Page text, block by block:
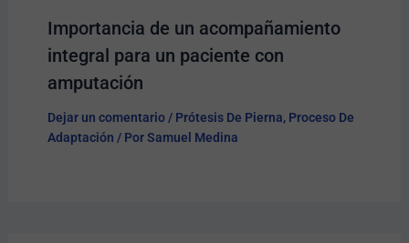
Importancia de un acompañamiento
integral para un paciente con
amputación
Dejar un comentario / Prótesis De Pierna, Proceso De
Adaptación / PorSamuel Medina